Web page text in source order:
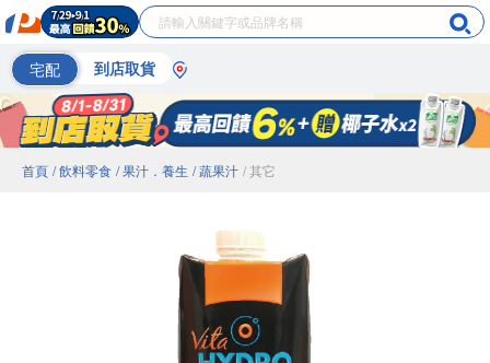
宅配 到店取貨
首頁 / 飲料零食 / 果汁．養生 / 蔬果汁 / 其它